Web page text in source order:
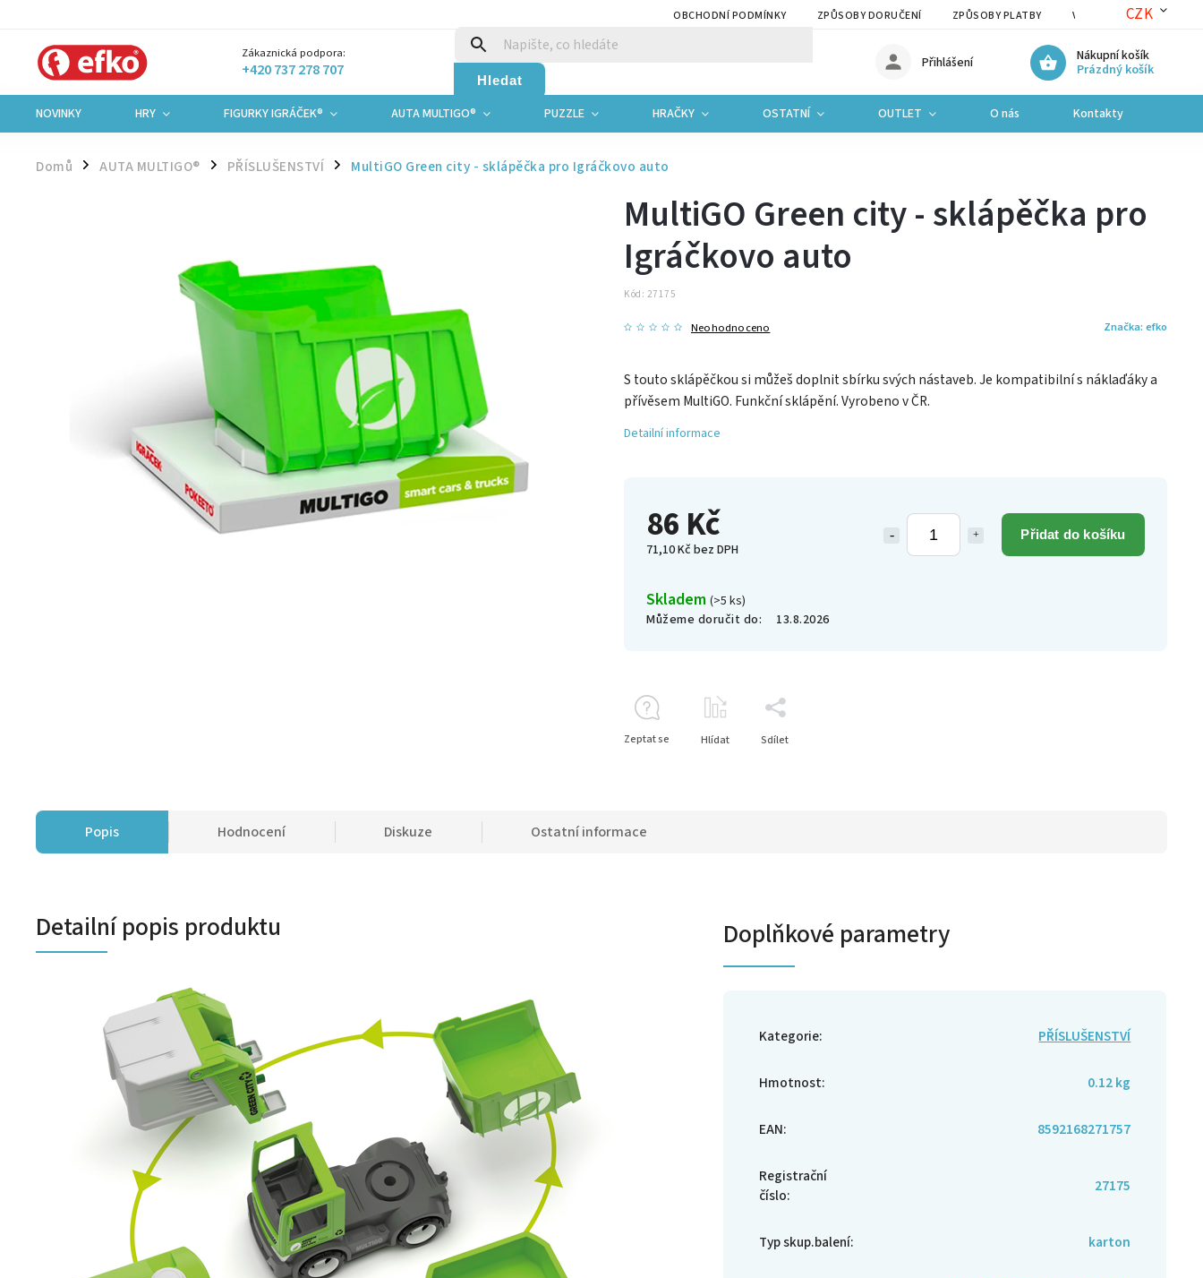
OBCHODNÍ PODMÍNKY ZPŮSOBY DORUČENÍ ZPŮSOBY PLATBY VRÁCENÍ ZBOŽÍ A
CZK
Zákaznická podpora:
+420 737 278 707 Hledat
Nákupní košík
Prázdný košík
Přihlášení
NOVINKY HRY FIGURKY IGRÁČEK® AUTA MULTIGO® PUZZLE HRAČKY OSTATNÍ OUTLET O nás Kontakty
Domů / AUTA MULTIGO® / PŘÍSLUŠENSTVÍ / MultiGO Green city - sklápěčka pro Igráčkovo auto
86 Kč
71,10 Kč bez DPH
Přidat do košíku
Skladem (>5 ks)
Můžeme doručit do:
13.8.2026
MultiGO Green city - sklápěčka pro
Igráčkovo auto
Kód: 27175
Neohodnoceno Značka: efko
S touto sklápěčkou si můžeš doplnit sbírku svých nástaveb. Je kompatibilní s náklaďáky a
přívěsem MultiGO. Funkční sklápění. Vyrobeno v ČR.
Detailní informace
Zeptat se Hlídat Sdílet
Popis Hodnocení Diskuze Ostatní informace
Detailní popis produktu Doplňkové parametry
Kategorie: PŘÍSLUŠENSTVÍ
Hmotnost: 0.12 kg
EAN: 8592168271757
Registrační
číslo: 27175
Typ skup.balení: karton